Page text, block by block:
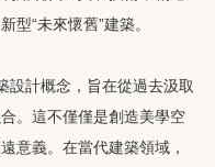
型“未來懷舊”建築。
設計概念，旨在從過去汲取
。這不僅僅是創造美學空
意義。在當代建築領域，